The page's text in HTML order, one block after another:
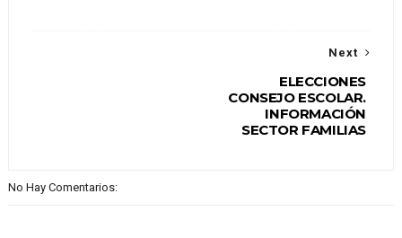
Next
ELECCIONES
CONSEJO ESCOLAR.
INFORMACIÓN
SECTOR FAMILIAS
No Hay Comentarios: